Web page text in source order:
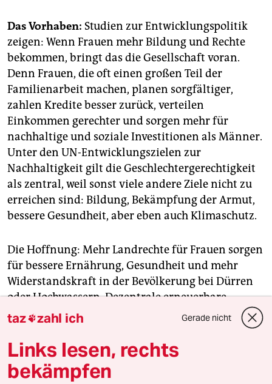
Das Vorhaben: Studien zur Entwicklungspolitik
zeigen: Wenn Frauen mehr Bildung und Rechte
bekommen, bringt das die Gesellschaft voran.
Denn Frauen, die oft einen großen Teil der
Familienarbeit machen, planen sorgfältiger,
zahlen Kredite besser zurück, verteilen
Einkommen gerechter und sorgen mehr für
nachhaltige und soziale Investitionen als Männer.
Unter den UN-Entwicklungszielen zur
Nachhaltigkeit gilt die Geschlechtergerechtigkeit
als zentral, weil sonst viele andere Ziele nicht zu
erreichen sind: Bildung, Bekämpfung der Armut,
bessere Gesundheit, aber eben auch Klimaschutz.
Die Hoffnung: Mehr Landrechte für Frauen sorgen
für bessere Ernährung, Gesundheit und mehr
Widerstandskraft in der Bevölkerung bei Dürren
oder Hochwassern. Dezentrale erneuerbare
Energien sorgen in ländlichen Gegenden für Licht,
damit Mädchen auch abends lernen können; für
Pumpen, damit sie nicht mehr stundenlang
Wasser holen müssen und für bessere Luft in den
Häusern, wo sonst mit Holz und Kohle geheizt
taz zahl ich Gerade nicht
Links lesen, rechts
bekämpfen